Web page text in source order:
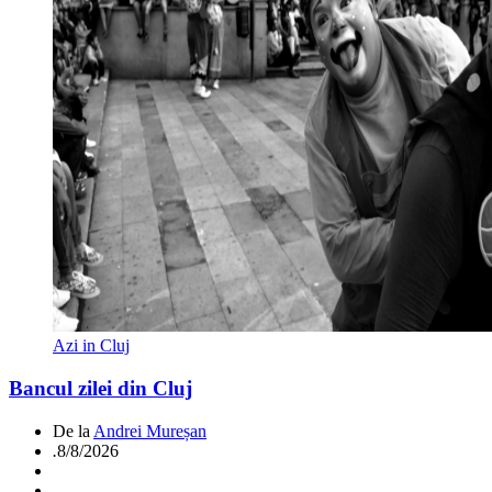
Azi in Cluj
Bancul zilei din Cluj
De la Andrei Mureșan
.8/8/2026